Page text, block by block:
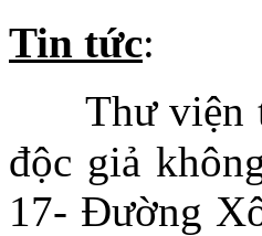
Tin tức:
Thư viện
độc giả
17- Đường